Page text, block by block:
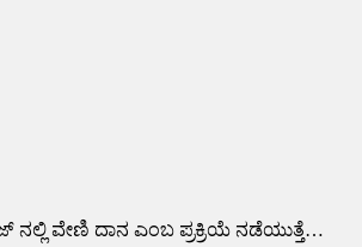
ನಲ್ಲಿ ವೇಣಿ ದಾನ ಎಂಬ ಪ್ರಕ್ರಿಯೆ ನಡೆಯುತ್ತೆ…